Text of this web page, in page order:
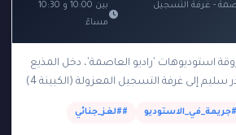
- غرفة التسجيل
بين 10:00 و 10:30
مساءً
استوديوهات 'راديو العاصمة'، دخل المذيع
الاستقصائي الشهير نادر سليم إلى غرفة التسجيل المعزولة (الكبينة 4)
##لغز_جنائي